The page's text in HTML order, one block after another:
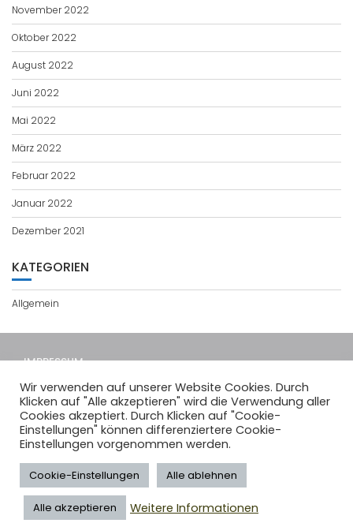
November 2022
Oktober 2022
August 2022
Juni 2022
Mai 2022
März 2022
Februar 2022
Januar 2022
Dezember 2021
KATEGORIEN
Allgemein
IMPRESSUM
DATENSCHUTZERKLÄRUNG
A-Woche
03.08. bis 09.08. (32. KW)
© Niklas-Luhmann-Gymnasium 2026
Education Base byAcme Themes
Wir verwenden auf unserer Website Cookies. Durch
Klicken auf "Alle akzeptieren" wird die Verwendung aller
Cookies akzeptiert. Durch Klicken auf "Cookie-
Einstellungen" können differenziertere Cookie-
Einstellungen vorgenommen werden.
Cookie-Einstellungen Alle ablehnen
Alle akzeptieren Weitere Informationen